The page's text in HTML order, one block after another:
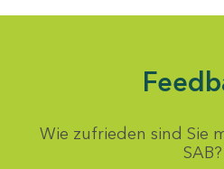
Wie zufrieden sind Sie
SAB?